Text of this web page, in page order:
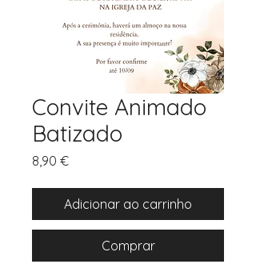
Convite Animado
Batizado
8,90 €Preço
Adicionar ao carrinho
Comprar